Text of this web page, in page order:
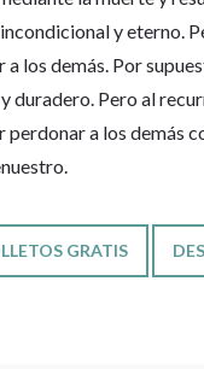
y eterno.
los demás. Por
duradero. Pero al
a los demás
GRATIS